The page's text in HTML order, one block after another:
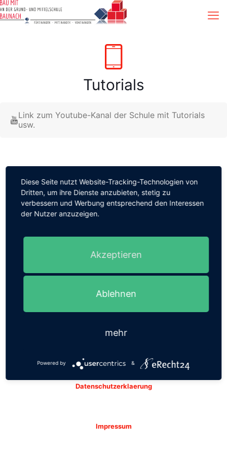
Tutorials
Link zum Youtube-Kanal der Schule mit Tutorials
usw.
per Mail
oder per Telefon +49 9544 855901
Unsere Adresse:
Grund- und Mittelschule Baunach
Datenschutzerklaerung
Impressum
Diese Seite nutzt Website-Tracking-Technologien von
Dritten, um ihre Dienste anzubieten, stetig zu
verbessern und Werbung entsprechend den Interessen
der Nutzer anzuzeigen.
Akzeptieren
Ablehnen
mehr
Powered by &